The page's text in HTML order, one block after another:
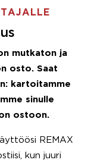
mutkaton ja
osto. Saat
kartoitamme
sinulle
ostoon.
REMAX
kun juuri